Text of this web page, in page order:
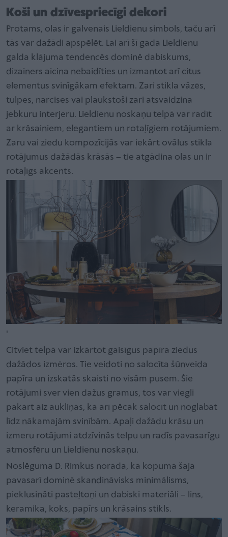
Koši un dzīvespriecīgi dekori
Protams, olas ir galvenais Lieldienu simbols, taču arī
tās var dažādi apspēlēt. Lai arī šī gada Lieldienu
galda klājuma tendencēs dominē dabiskums,
dizainers aicina nebaidīties un izmantot arī citus
elementus svinīgākam efektam. Zari stikla vāzēs,
tulpes, narcises vai plaukstoši zari atsvaidzina
jebkuru interjeru. Lieldienu noskaņu telpā var radīt
ar krāsainiem, elegantiem un rotaļīgiem rotājumiem.
Zaru vai ziedu kompozīcijās var iekārt ovālus stikla
rotājumus dažādās krāsās – tie atgādina olas un ir
rotaļīgs akcents.
'
Citviet telpā var izkārtot gaisīgus papīra ziedus
dažādos izmēros. Tie veidoti no salocīta šūnveida
papīra un izskatās skaisti no visām pusēm. Šie
rotājumi sver vien dažus gramus, tos var viegli
pakārt aiz aukliņas, kā arī pēcāk salocīt un noglabāt
līdz nākamajām svinībām. Apaļi dažādu krāsu un
izmēru rotājumi atdzīvinās telpu un radīs pavasarīgu
atmosfēru un Lieldienu noskaņu.
Noslēgumā D. Rimkus norāda, ka kopumā šajā
pavasarī dominē skandināvisks minimālisms,
pieklusināti pasteļtoņi un dabiski materiāli – lins,
keramika, koks, papīrs un krāsains stikls.